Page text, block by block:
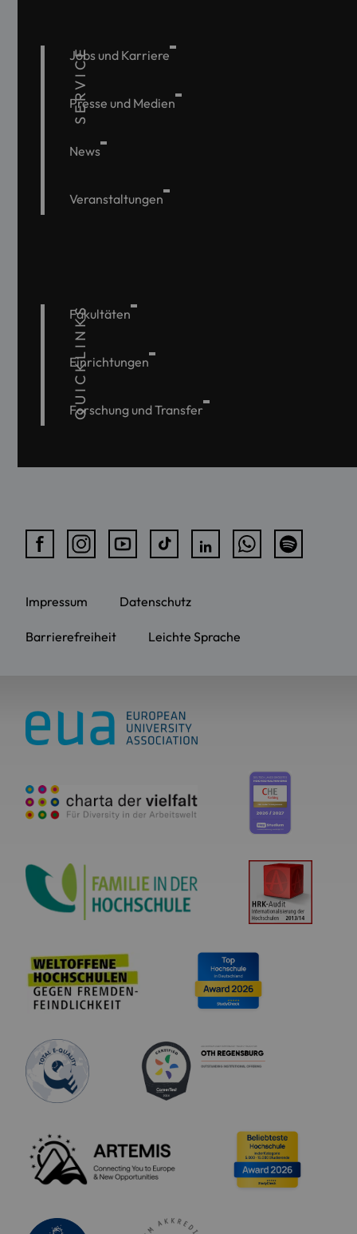
SERVICE
Jobs und Karriere
Presse und Medien
News
Veranstaltungen
QUICKLINKS
Fakultäten
Einrichtungen
Forschung und Transfer
Impressum Datenschutz
Barrierefreiheit Leichte Sprache